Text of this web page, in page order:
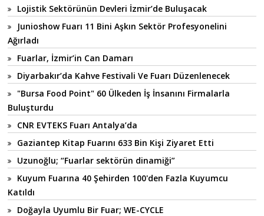
Lojistik Sektörünün Devleri İzmir’de Buluşacak
Junioshow Fuarı 11 Bini Aşkın Sektör Profesyonelini
Ağırladı
Fuarlar, İzmir’in Can Damarı
Diyarbakır’da Kahve Festivali Ve Fuarı Düzenlenecek
"Bursa Food Point" 60 Ülkeden İş İnsanını Firmalarla
Buluşturdu
CNR EVTEKS Fuarı Antalya’da
Gaziantep Kitap Fuarını 633 Bin Kişi Ziyaret Etti
Uzunoğlu; “Fuarlar sektörün dinamiği”
Kuyum Fuarına 40 Şehirden 100'den Fazla Kuyumcu
Katıldı
Doğayla Uyumlu Bir Fuar; WE-CYCLE